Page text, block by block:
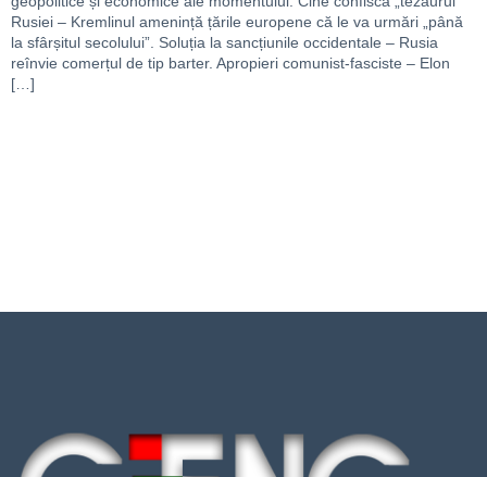
Rusiei – Kremlinul amenință țările europene că le va urmări „până
la sfârșitul secolului”. Soluția la sancțiunile occidentale – Rusia
reînvie comerțul de tip barter. Apropieri comunist-fasciste – Elon
[…]